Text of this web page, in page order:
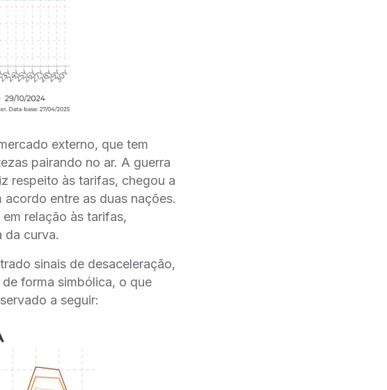
externo, que tem
pairando no ar. A guerra
respeito às tarifas, chegou a
entre as duas nações.
relação às tarifas,
da curva.
sinais de desaceleração,
forma simbólica, o que
a seguir: